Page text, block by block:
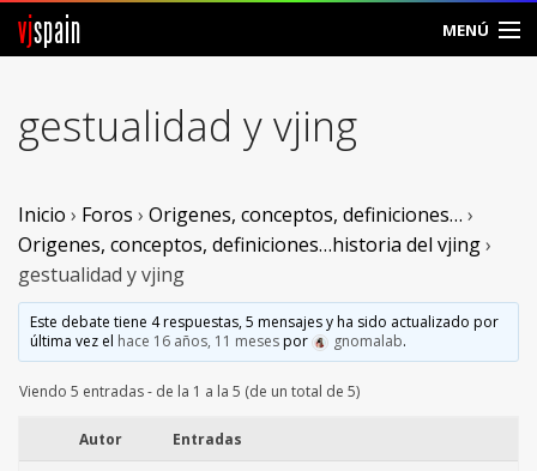
vjspain MENÚ
Foros
Vjspain
Ayuda
gestualidad y vjing
Inicio › Foros › Origenes, conceptos, definiciones… ›
Origenes, conceptos, definiciones…historia del vjing›
gestualidad y vjing
Este debate tiene 4 respuestas, 5 mensajes y ha sido actualizado por
última vez el hace 16 años, 11 mesespor gnomalab.
Viendo 5 entradas - de la 1 a la 5 (de un total de 5)
Autor Entradas